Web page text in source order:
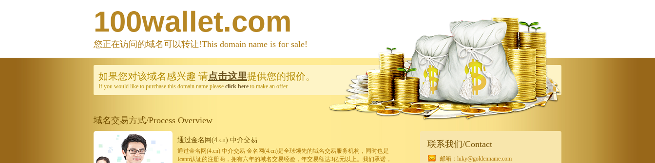
100wallet.com
您正在访问的域名可以转让!This domain name is for sale!
如果您对该域名感兴趣 请点击这里提供您的报价。
If you would like to purchase this domain name please click here to make an offer.
域名交易方式/Process Overview
通过金名网(4.cn) 中介交易
通过金名网(4.cn) 中介交易 金名网(4.cn)是全球领先的域名交易服务机构，同时也是
Icann认证的注册商，拥有六年的域名交易经验，年交易额达3亿元以上。我们承诺，
联系我们/Contact
邮箱：luky@goldenname.com